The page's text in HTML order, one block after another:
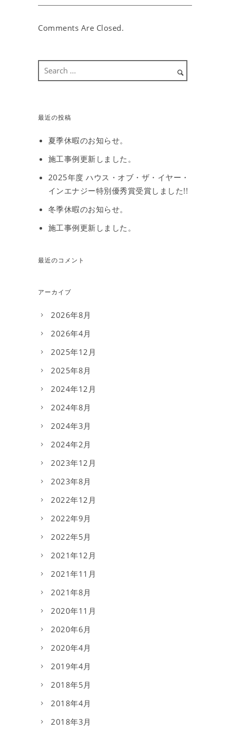
Comments Are Closed.
最近の投稿
夏季休暇のお知らせ。
施工事例更新しました。
2025年度 ハウス・オブ・ザ・イヤー・
インエナジー特別優秀賞受賞しました!!
冬季休暇のお知らせ。
施工事例更新しました。
最近のコメント
アーカイブ
2026年8月
2026年4月
2025年12月
2025年8月
2024年12月
2024年8月
2024年3月
2024年2月
2023年12月
2023年8月
2022年12月
2022年9月
2022年5月
2021年12月
2021年11月
2021年8月
2020年11月
2020年6月
2020年4月
2019年4月
2018年5月
2018年4月
2018年3月